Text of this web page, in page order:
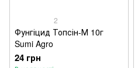
2
Фунгіцид Топсін-М 10г
Sumi Agro
24 грн